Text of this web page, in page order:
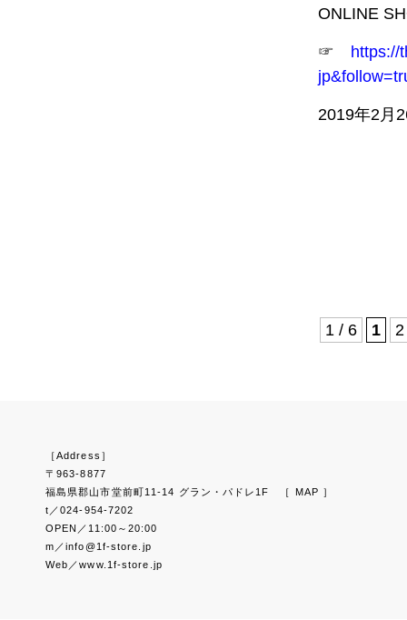
ONLINE
☞
https://
2019年2月
1 / 6 1 2
［Address］
〒963-8877
福島県郡山市堂前町11-14 グラン・パドレ1F
［ MAP ］
t／024-954-7202
OPEN／11:00～20:00
m／info@1f-store.jp
Web／www.1f-store.jp